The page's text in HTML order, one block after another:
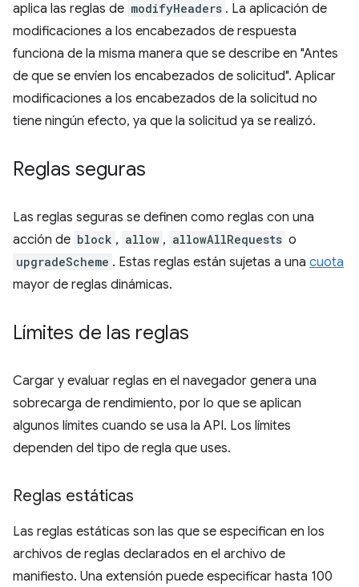
aplica las reglas de modifyHeaders . La aplicación de
modificaciones a los encabezados de respuesta
funciona de la misma manera que se describe en "Antes
de que se envíen los encabezados de solicitud". Aplicar
modificaciones a los encabezados de la solicitud no
tiene ningún efecto, ya que la solicitud ya se realizó.
Reglas seguras
Las reglas seguras se definen como reglas con una
acción de block , allow , allowAllRequests o
upgradeScheme . Estas reglas están sujetas a una cuota
mayor de reglas dinámicas.
Límites de las reglas
Cargar y evaluar reglas en el navegador genera una
sobrecarga de rendimiento, por lo que se aplican
algunos límites cuando se usa la API. Los límites
dependen del tipo de regla que uses.
Reglas estáticas
Las reglas estáticas son las que se especifican en los
archivos de reglas declarados en el archivo de
manifiesto. Una extensión puede especificar hasta 100